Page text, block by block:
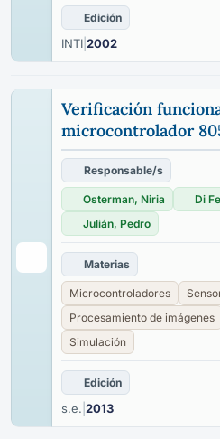
Edición
INTI 2002
Verificación
microcontrolador
Responsable/s
Osterman, Niria
Di
Julián, Pedro
Materias
Microcontroladores
Procesamiento de imágenes
Simulación
Edición
s.e. 2013